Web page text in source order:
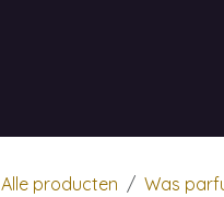
Alle producten Was